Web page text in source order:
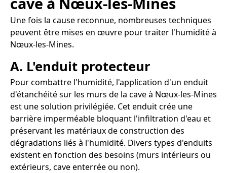
Une fois la cause reconnue, nombreuses techniques
peuvent être mises en œuvre pour traiter l'humidité à
Nœux-les-Mines.
A. L'enduit protecteur
Pour combattre l'humidité, l'application d'un enduit
d'étanchéité sur les murs de la cave à Nœux-les-Mines
est une solution privilégiée. Cet enduit crée une
barrière imperméable bloquant l'infiltration d'eau et
préservant les matériaux de construction des
dégradations liés à l'humidité. Divers types d'enduits
existent en fonction des besoins (murs intérieurs ou
extérieurs, cave enterrée ou non).